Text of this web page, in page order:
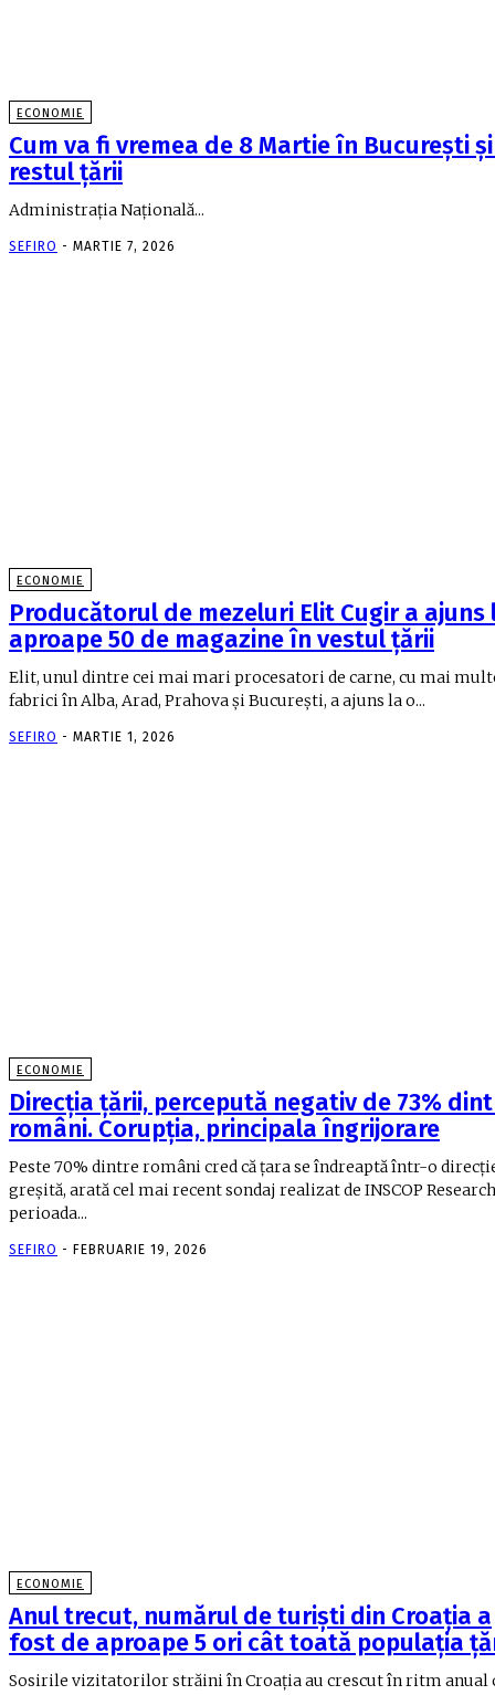
ECONOMIE
Cum va fi vremea de 8 Martie în Bucureşti
restul ţării
Administraţia Naţională...
SEFIRO - MARTIE 7, 2026
ECONOMIE
Producătorul de mezeluri Elit Cugir a ajuns
aproape 50 de magazine în vestul ţării
Elit, unul dintre cei mai mari procesatori de carne, cu mai
fabrici în Alba, Arad, Prahova şi Bucureşti, a ajuns la o...
SEFIRO - MARTIE 1, 2026
ECONOMIE
Direcţia ţării, percepută negativ de 73%
români. Corupţia, principala îngrijorare
Peste 70% dintre români cred că ţara se îndreaptă într-o
greşită, arată cel mai recent sondaj realizat de INSCOP
perioada...
SEFIRO - FEBRUARIE 19, 2026
ECONOMIE
Anul trecut, numărul de turiști din Croația a
fost de aproape 5 ori cât toată populația
Sosirile vizitatorilor străini în Croația au crescut în ritm anual